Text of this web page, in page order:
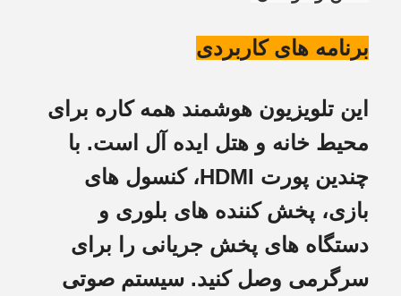
برنامه های کاربردی
این تلویزیون هوشمند همه کاره برای
محیط خانه و هتل ایده آل است. با
چندین پورت HDMI، کنسول های
بازی، پخش کننده های بلوری و
دستگاه های پخش جریانی را برای
سرگرمی وصل کنید. سیستم صوتی